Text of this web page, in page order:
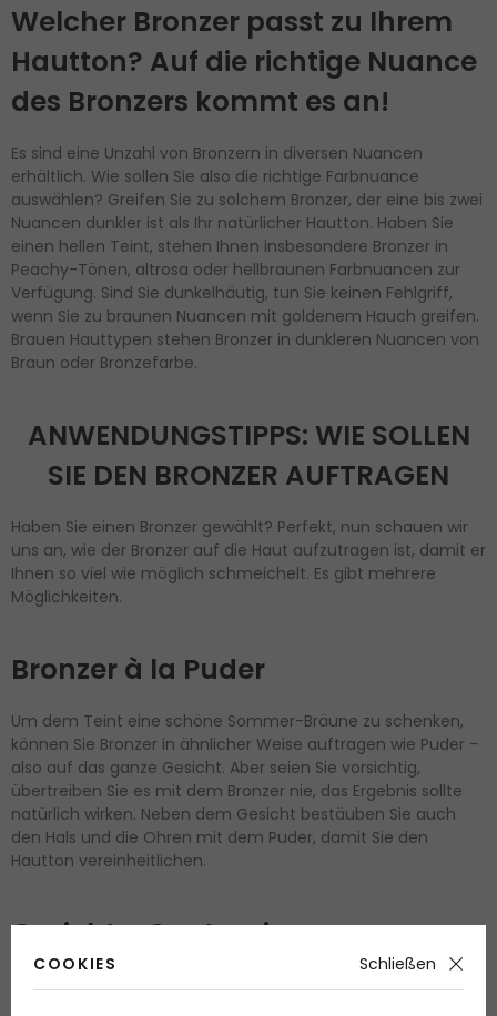
Welcher Bronzer passt zu Ihrem
Hautton? Auf die richtige Nuance
des Bronzers kommt es an!
Es sind eine Unzahl von Bronzern in diversen Nuancen
erhältlich. Wie sollen Sie also die richtige Farbnuance
auswählen? Greifen Sie zu solchem Bronzer, der eine bis zwei
Nuancen dunkler ist als Ihr natürlicher Hautton. Haben Sie
einen hellen Teint, stehen Ihnen insbesondere Bronzer in
Peachy-Tönen, altrosa oder hellbraunen Farbnuancen zur
Verfügung. Sind Sie dunkelhäutig, tun Sie keinen Fehlgriff,
wenn Sie zu braunen Nuancen mit goldenem Hauch greifen.
Brauen Hauttypen stehen Bronzer in dunkleren Nuancen von
Braun oder Bronzefarbe.
ANWENDUNGSTIPPS: WIE SOLLEN
SIE DEN BRONZER AUFTRAGEN
Haben Sie einen Bronzer gewählt? Perfekt, nun schauen wir
uns an, wie der Bronzer auf die Haut aufzutragen ist, damit er
Ihnen so viel wie möglich schmeichelt. Es gibt mehrere
Möglichkeiten.
Bronzer à la Puder
Um dem Teint eine schöne Sommer-Bräune zu schenken,
können Sie Bronzer in ähnlicher Weise auftragen wie Puder -
also auf das ganze Gesicht. Aber seien Sie vorsichtig,
übertreiben Sie es mit dem Bronzer nie, das Ergebnis sollte
natürlich wirken. Neben dem Gesicht bestäuben Sie auch
den Hals und die Ohren mit dem Puder, damit Sie den
Hautton vereinheitlichen.
Gesichts-Contouring
Mit dem Bronzer können Siedas Gesicht auch schön
COOKIES Schließen